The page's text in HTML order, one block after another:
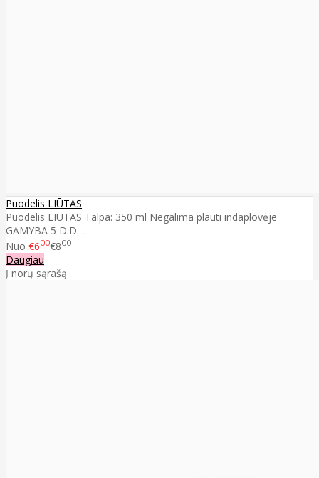
Puodelis LIŪTAS
Puodelis LIŪTAS Talpa: 350 ml Negalima plauti indaplovėje
GAMYBA 5 D.D. ..
Nuo €600€800
Daugiau
Į norų sąrašą